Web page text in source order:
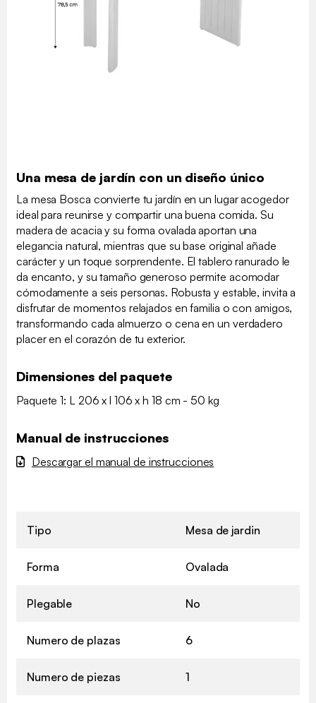
Una mesa de jardín con un diseño único
La mesa Bosca convierte tu jardín en un lugar acogedor
ideal para reunirse y compartir una buena comida. Su
madera de acacia y su forma ovalada aportan una
elegancia natural, mientras que su base original añade
carácter y un toque sorprendente. El tablero ranurado le
da encanto, y su tamaño generoso permite acomodar
cómodamente a seis personas. Robusta y estable, invita a
disfrutar de momentos relajados en familia o con amigos,
transformando cada almuerzo o cena en un verdadero
placer en el corazón de tu exterior.
Dimensiones del paquete
Paquete 1: L 206 x l 106 x h 18 cm - 50 kg
Manual de instrucciones
Descargar el manual de instrucciones
Tipo Mesa de jardin
Forma Ovalada
Plegable No
Numero de plazas 6
Numero de piezas 1